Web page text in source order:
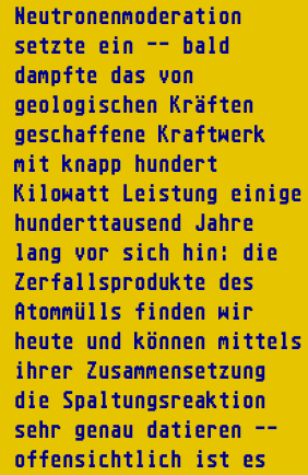
Neutronenmoderation
setzte ein -- bald
dampfte das von
geologischen Kräften
geschaffene Kraftwerk
mit knapp hundert
Kilowatt Leistung einige
hunderttausend Jahre
lang vor sich hin: die
Zerfallsprodukte des
Atommülls finden wir
heute und können mittels
ihrer Zusammensetzung
die Spaltungsreaktion
sehr genau datieren --
offensichtlich ist es